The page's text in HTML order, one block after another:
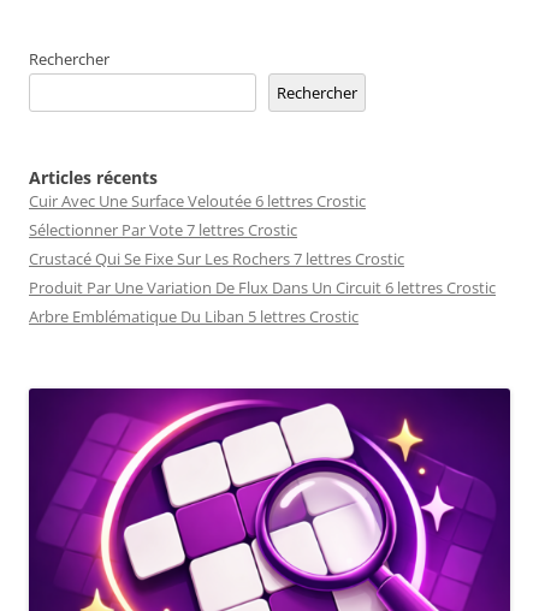
Rechercher
Rechercher
Articles récents
Cuir Avec Une Surface Veloutée 6 lettres Crostic
Sélectionner Par Vote 7 lettres Crostic
Crustacé Qui Se Fixe Sur Les Rochers 7 lettres Crostic
Produit Par Une Variation De Flux Dans Un Circuit 6 lettres Crostic
Arbre Emblématique Du Liban 5 lettres Crostic